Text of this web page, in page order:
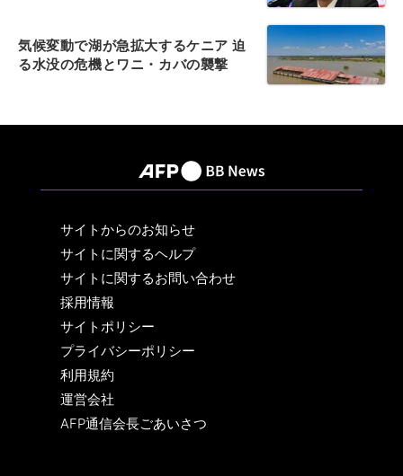
気候変動で湖が急拡大するケニア 迫
る水没の危機とワニ・カバの襲撃
サイトからのお知らせ
サイトに関するヘルプ
サイトに関するお問い合わせ
採用情報
サイトポリシー
プライバシーポリシー
利用規約
運営会社
AFP通信会長ごあいさつ